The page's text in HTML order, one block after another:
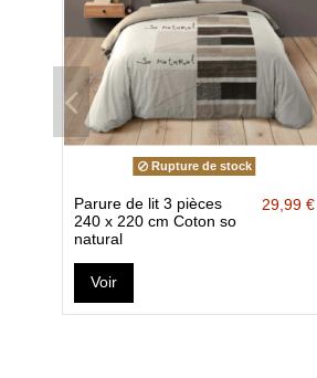
Rupture de stock
Parure de lit 3 pièces
240 x 220 cm Coton so
natural
29,99 €
Voir